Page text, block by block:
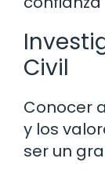
Civil
Conocer
y los
ser un